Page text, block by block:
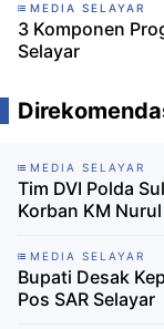
MEDIA SELAYAR
3 Komponen
Selayar
MEDIA SELAYAR
Tim DVI Polda
Korban KM
MEDIA SELAYAR
Bupati Desak
Pos SAR Selayar